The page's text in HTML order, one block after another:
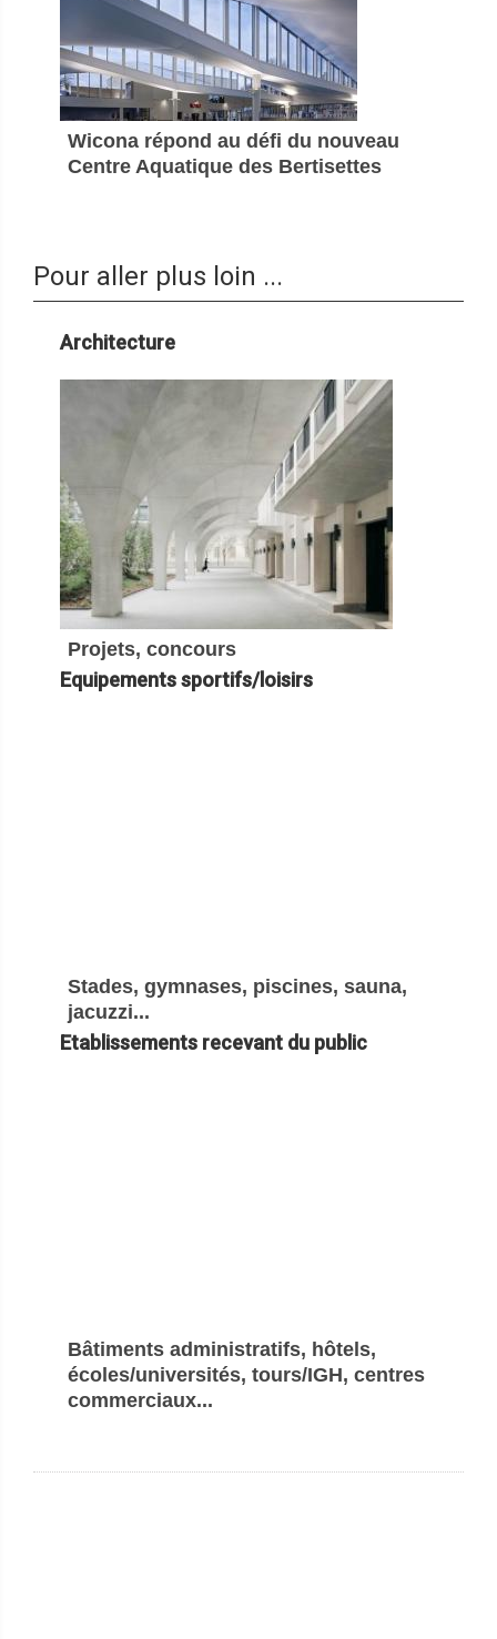
Wicona répond au défi du nouveau
Centre Aquatique des Bertisettes
Pour aller plus loin ...
Architecture
Projets, concours
Equipements sportifs/loisirs
Stades, gymnases, piscines, sauna,
jacuzzi...
Etablissements recevant du public
Bâtiments administratifs, hôtels,
écoles/universités, tours/IGH, centres
commerciaux...